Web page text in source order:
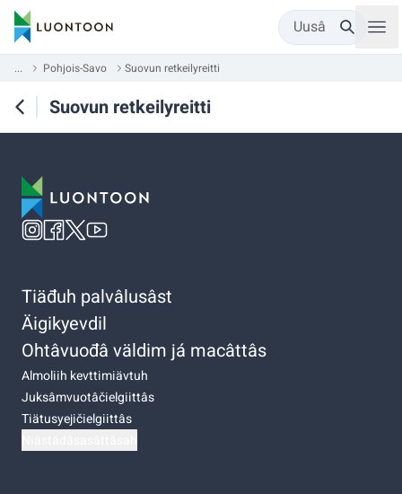
Uusâ
... Pohjois-Savo Suovun retkeilyreitti
Suovun retkeilyreitti
Tiäđuh palvâlusâst
Äigikyevdil
Ohtâvuođâ väldim já macâttâs
Almoliih kevttimiävtuh
Juksâmvuotâčielgiittâs
Tiätusyejičielgiittâs